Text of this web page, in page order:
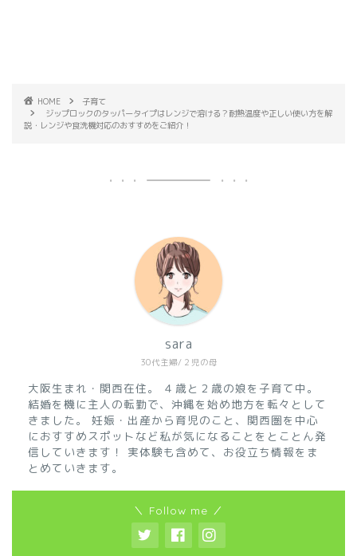
HOME
子育て
ジップロックのタッパータイプはレンジで溶ける？耐熱温度や正しい使い方を解
説・レンジや食洗機対応のおすすめをご紹介！
30代主婦/２児の母
sara
大阪生まれ・関西在住。
４歳と２歳の娘を子育て中。
結婚を機に主人の転勤で、沖縄を始め地方を転々として
きました。
妊娠・出産から育児のこと、関西圏を中心
におすすめスポットなど私が気になることをとことん発
信していきます！
実体験も含めて、お役立ち情報をま
とめていきます。
＼ Follow me ／